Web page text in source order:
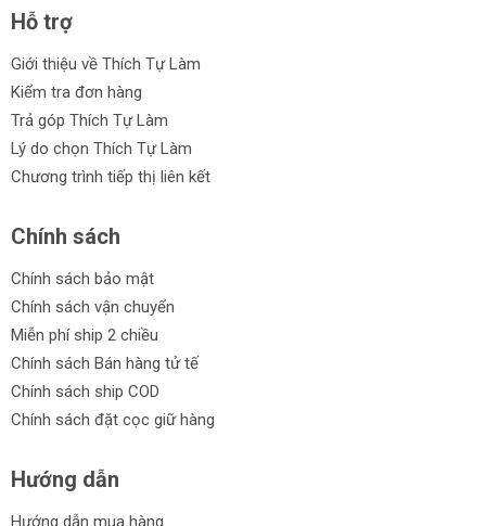
Hỗ trợ
Giới thiệu về Thích Tự Làm
Kiểm tra đơn hàng
Trả góp Thích Tự Làm
Lý do chọn Thích Tự Làm
Chương trình tiếp thị liên kết
Chính sách
Chính sách bảo mật
Chính sách vận chuyển
Miễn phí ship 2 chiều
Chính sách Bán hàng tử tế
Chính sách ship COD
Chính sách đặt cọc giữ hàng
Hướng dẫn
Hướng dẫn mua hàng